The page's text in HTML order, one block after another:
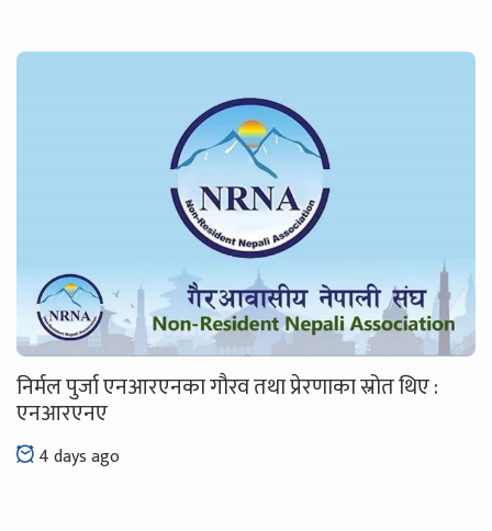
निर्मल पुर्जा एनआरएनका गौरव तथा प्रेरणाका स्रोत थिए :
एनआरएनए
4 days ago